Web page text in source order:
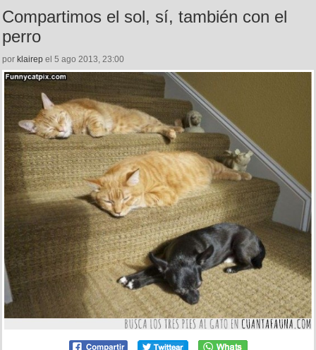
Compartimos el sol, sí, también con el
perro
por klairep el 5 ago 2013, 23:00